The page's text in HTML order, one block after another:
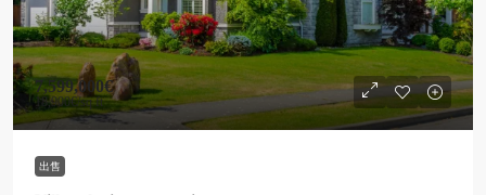
7,599,000€
18,900€/sq ft
出售